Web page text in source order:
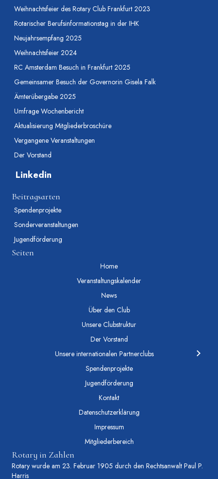
Weihnachtsfeier des Rotary Club Frankfurt 2023
Rotarischer Berufsinformationstag in der IHK
Neujahrsempfang 2025
Weihnachtsfeier 2024
RC Amsterdam Besuch in Frankfurt 2025
Gemeinsamer Besuch der Governorin Gisela Falk
Ämterübergabe 2025
Umfrage Wochenbericht
Aktualisierung Mitgliederbroschüre
Vergangene Veranstaltungen
Der Vorstand
Linkedin
Beitragsarten
Spendenprojekte
Sonderveranstaltungen
Jugendförderung
Seiten
Home
Veranstaltungskalender
News
Über den Club
Unsere Clubstruktur
Der Vorstand
Unsere internationalen Partnerclubs
Spendenprojekte
Jugendförderung
Kontakt
Datenschutzerklärung
Impressum
Mitgliederbereich
Rotary in Zahlen
Rotary wurde am 23. Februar 1905 durch den Rechtsanwalt Paul P.
Harris